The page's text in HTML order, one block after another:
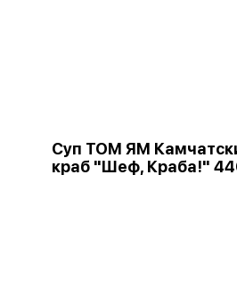
Суп ТОМ ЯМ
краб "Шеф, Краба!"